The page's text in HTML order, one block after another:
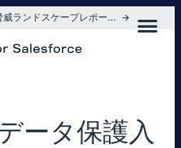
📈『2026年度版 Salesforce 脅威ランドスケープレポート』を入手
タ保護入